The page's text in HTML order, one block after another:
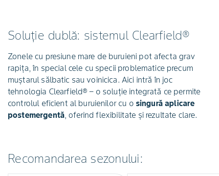
Soluție dublă: sistemul Clearfield®
Zonele cu presiune mare de buruieni pot afecta grav
rapița, în special cele cu specii problematice precum
muștarul sălbatic sau voinicica. Aici intră în joc
tehnologia Clearfield® – o soluție integrată ce permite
controlul eficient al buruienilor cu o singură aplicare
postemergentă, oferind flexibilitate și rezultate clare.
Recomandarea sezonului: